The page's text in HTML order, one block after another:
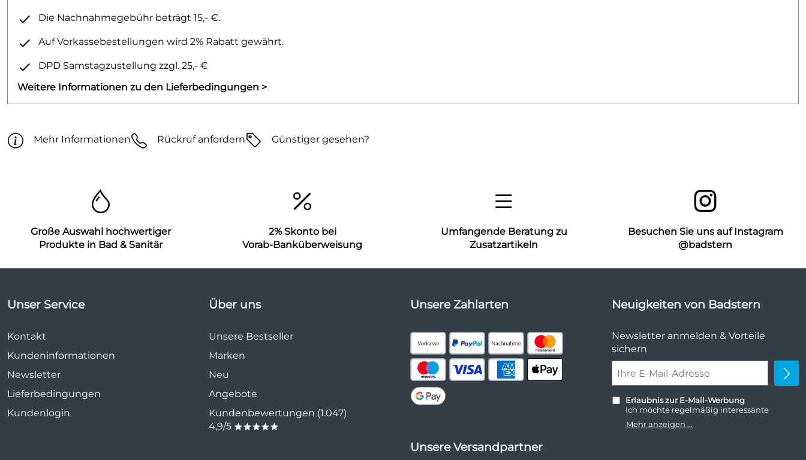
Die Nachnahmegebühr beträgt 15,- €.
Auf Vorkassebestellungen wird 2% Rabatt gewährt.
DPD Samstagzustellung zzgl. 25,- €
Weitere Informationen zu den Lieferbedingungen >
Mehr Informationen Rückruf anfordern Günstiger gesehen?
Große Auswahl hochwertiger
Produkte in Bad & Sanitär
2% Skonto bei
Vorab-Banküberweisung
Umfangende Beratung zu
Zusatzartikeln
Besuchen Sie uns auf Instagram
@badstern
Unser Service
Kontakt
Kundeninformationen
Newsletter
Lieferbedingungen
Kundenlogin
Über uns
Unsere Bestseller
Marken
Neu
Angebote
Kundenbewertungen (1.047)
4,9/5 *****
Unsere Zahlarten
Unsere Versandpartner
Neuigkeiten von Badstern
Newsletter anmelden & Vorteile
sichern
Erlaubnis zur E-Mail-Werbung
Ich möchte regelmäßig interessante
Angebote per E-Mail erhalten. Meine E-
Mail-Adresse wird nicht an andere
Mehr anzeigen ...